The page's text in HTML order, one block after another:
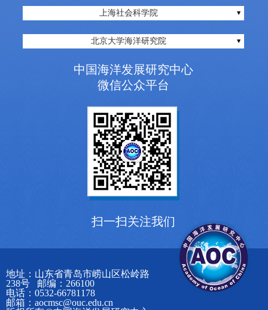
上海社会科学院
北京大学海洋研究院
中国海洋发展研究中心
微信公众平台
扫一扫关注我们
地址：山东省青岛市崂山区松岭路
238号 邮编：266100
电话：0532-66781178
邮箱：aocmsc@ouc.edu.cn